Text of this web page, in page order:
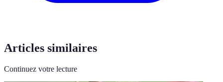
Articles similaires
Continuez votre lecture